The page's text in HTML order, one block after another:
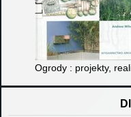
Ogrody : projekty,